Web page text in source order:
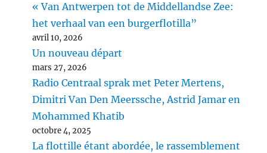
« Van Antwerpen tot de Middellandse Zee:
het verhaal van een burgerflotilla”
avril 10, 2026
Un nouveau départ
mars 27, 2026
Radio Centraal sprak met Peter Mertens,
Dimitri Van Den Meerssche, Astrid Jamar en
Mohammed Khatib
octobre 4, 2025
La flottille étant abordée, le rassemblement